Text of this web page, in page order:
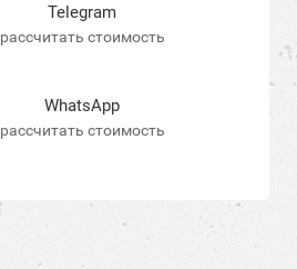
Telegram
рассчитать стоимость
WhatsApp
рассчитать стоимость